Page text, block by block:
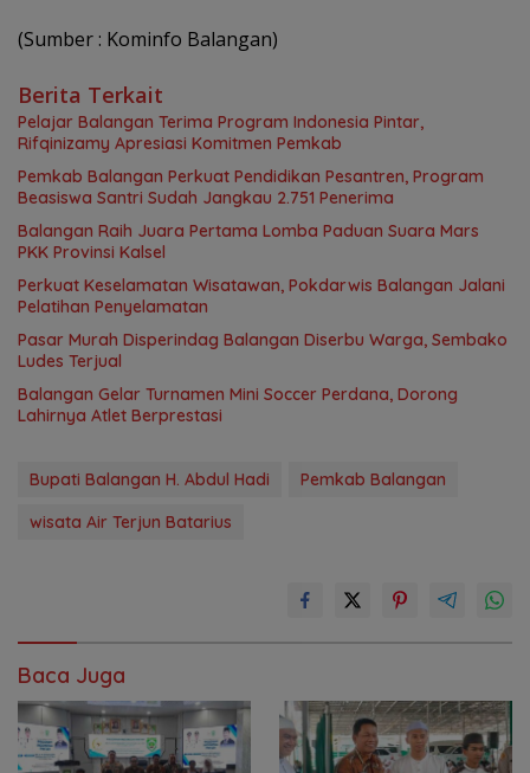
(Sumber : Kominfo Balangan)
Berita Terkait
Pelajar Balangan Terima Program Indonesia Pintar,
Rifqinizamy Apresiasi Komitmen Pemkab
Pemkab Balangan Perkuat Pendidikan Pesantren, Program
Beasiswa Santri Sudah Jangkau 2.751 Penerima
Balangan Raih Juara Pertama Lomba Paduan Suara Mars
PKK Provinsi Kalsel
Perkuat Keselamatan Wisatawan, Pokdarwis Balangan Jalani
Pelatihan Penyelamatan
Pasar Murah Disperindag Balangan Diserbu Warga, Sembako
Ludes Terjual
Balangan Gelar Turnamen Mini Soccer Perdana, Dorong
Lahirnya Atlet Berprestasi
Bupati Balangan H. Abdul Hadi
Pemkab Balangan
wisata Air Terjun Batarius
Baca Juga